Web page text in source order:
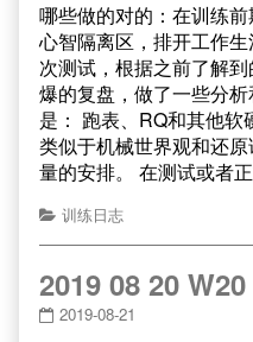
哪些做的对的：在训练
心智隔离区，排开工作
次测试，根据之前了解
爆的复盘，做了一些分
是： 跑表、RQ和其他软
类似于机械世界观和还
量的安排。 在测试或者
训练日志
2019 08 20 W20
2019-08-21